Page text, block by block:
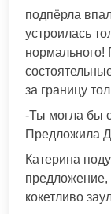
подпёрла
устроилась
нормального!
за границу
-Ты могла бы
Предложила
Катерина
предложение,
кокетливо